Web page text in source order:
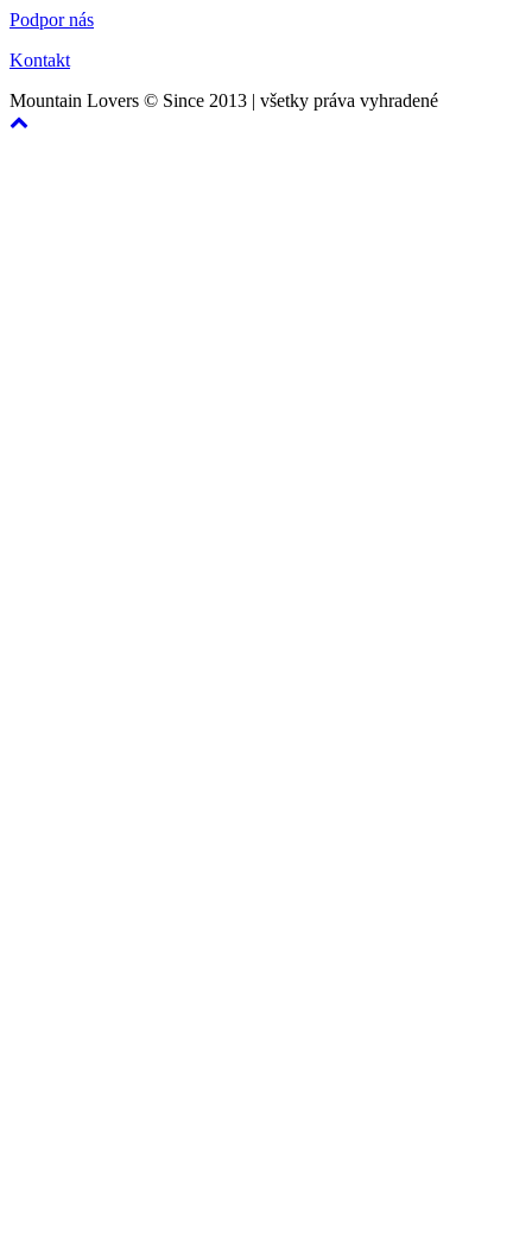
Podpor nás
Kontakt
Mountain Lovers © Since 2013 | všetky práva vyhradené